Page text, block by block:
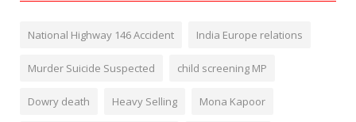
National Highway 146 Accident India Europe relations
Murder Suicide Suspected child screening MP
Dowry death Heavy Selling Mona Kapoor